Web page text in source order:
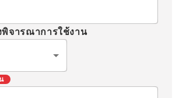
พิจารณาการใช้งาน